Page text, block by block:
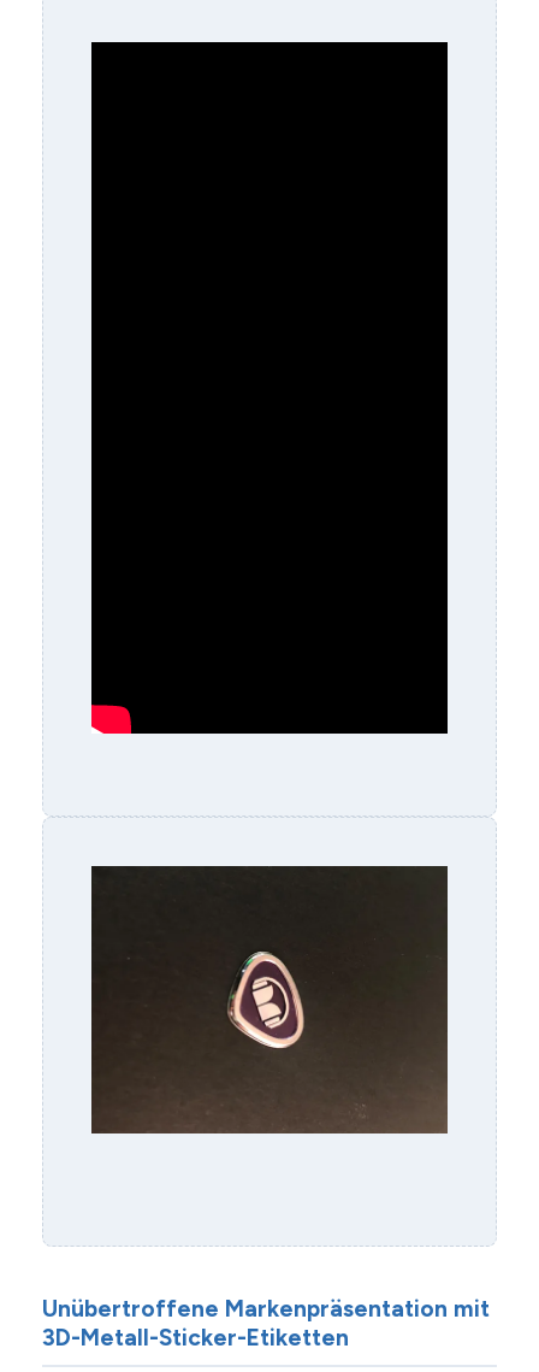
Unübertroffene Markenpräsentation mit
3D-Metall-Sticker-Etiketten